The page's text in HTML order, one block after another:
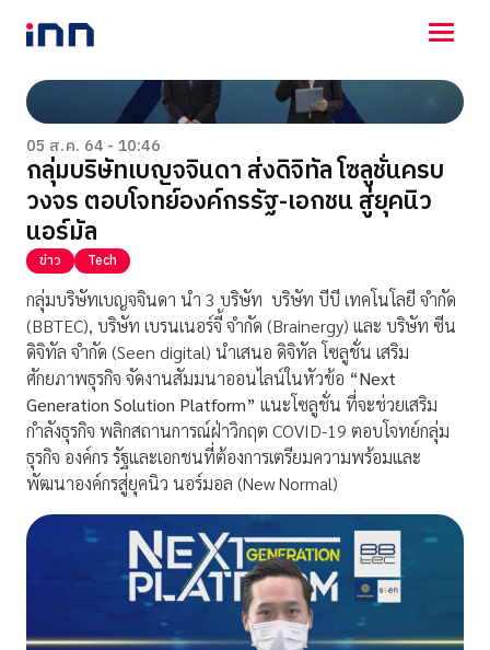
NEWS
ENTERTAINMENT
LIFESTYLE
HOROSCOPE
LOTTERY
VIDEO
ร่วมด้วยช่วยกัน
05 ส.ค. 64 - 10:46
กลุ่มบริษัทเบญจจินดา ส่งดิจิทัล โซลูชั่นครบ
วงจร ตอบโจทย์องค์กรรัฐ-เอกชน สู่ยุคนิว
นอร์มัล
ข่าว Tech
กลุ่มบริษัทเบญจจินดา นำ 3 บริษัท บริษัท บีบี เทคโนโลยี จำกัด
(BBTEC), บริษัท เบรนเนอร์จี้ จำกัด (Brainergy) และ บริษัท ซีน
ดิจิทัล จำกัด (Seen digital) นำเสนอ ดิจิทัล โซลูชั่น เสริม
ศักยภาพธุรกิจ จัดงานสัมมนาออนไลน์ในหัวข้อ “Next
Generation Solution Platform” แนะโซลูชั่น ที่จะช่วยเสริม
กำลังธุรกิจ พลิกสถานการณ์ฝ่าวิกฤต COVID-19 ตอบโจทย์กลุ่ม
ธุรกิจ องค์กร รัฐและเอกชนที่ต้องการเตรียมความพร้อมและ
พัฒนาองค์กรสู่ยุคนิว นอร์มอล (New Normal)